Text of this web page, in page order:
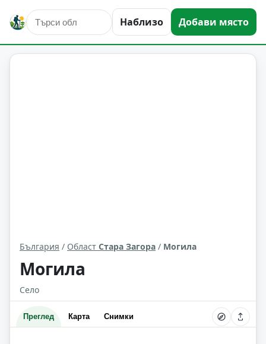
Наблизо Добави място
Могила Област: Стара Загора
България / Област Стара Загора / Могила
Могила
Село
Преглед Карта Снимки